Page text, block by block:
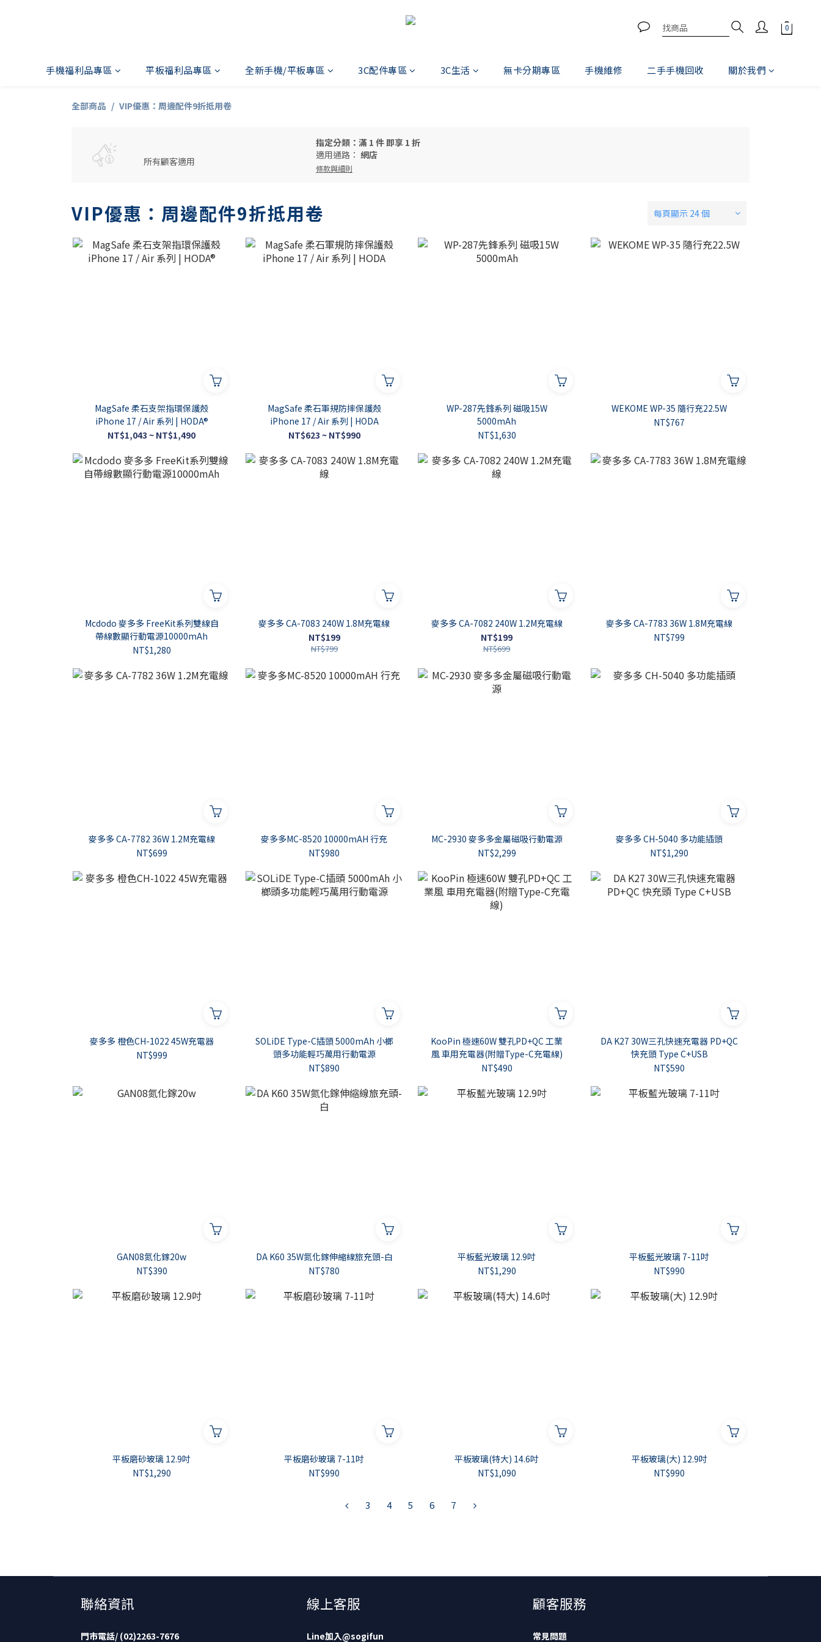
手機福利品專區 平板福利品專區 全新手機/平板專區 3C配件專區 3C生活 無卡分期專區 手機維修 二手手機回收 關於我們
全部商品 VIP優惠：周邊配件9折抵用卷
所有顧客適用
指定分類：滿 1 件 即享 1 折
適用通路： 網店
條款與細則
VIP優惠：周邊配件9折抵用卷 每頁顯示 24 個
MagSafe 柔石支架指環保護殼
iPhone 17 / Air 系列 | HODA®
NT$1,043 ~ NT$1,490
MagSafe 柔石軍規防摔保護殼
iPhone 17 / Air 系列 | HODA
NT$623 ~ NT$990
WP-287先鋒系列 磁吸15W
5000mAh
NT$1,630
WEKOME WP-35 隨行充22.5W
NT$767
Mcdodo 麥多多 FreeKit系列雙線自
帶線數顯行動電源10000mAh
NT$1,280
麥多多 CA-7083 240W 1.8M充電線
NT$199
NT$799
麥多多 CA-7082 240W 1.2M充電線
NT$199
NT$699
麥多多 CA-7783 36W 1.8M充電線
NT$799
麥多多 CA-7782 36W 1.2M充電線
NT$699
麥多多MC-8520 10000mAH 行充
NT$980
MC-2930 麥多多金屬磁吸行動電源
NT$2,299
麥多多 CH-5040 多功能插頭
NT$1,290
麥多多 橙色CH-1022 45W充電器
NT$999
SOLiDE Type-C插頭 5000mAh 小榔
頭多功能輕巧萬用行動電源
NT$890
KooPin 極速60W 雙孔PD+QC 工業
風 車用充電器(附贈Type-C充電線)
NT$490
DA K27 30W三孔快速充電器 PD+QC
快充頭 Type C+USB
NT$590
GAN08氮化鎵20w
NT$390
DA K60 35W氮化鎵伸縮線旅充頭-白
NT$780
平板藍光玻璃 12.9吋
NT$1,290
平板藍光玻璃 7-11吋
NT$990
平板磨砂玻璃 12.9吋
NT$1,290
平板磨砂玻璃 7-11吋
NT$990
平板玻璃(特大) 14.6吋
NT$1,090
平板玻璃(大) 12.9吋
NT$990
3 4 5 6 7
聯絡資訊
門市電話/ (02)2263-7676
線上客服
Line加入@sogifun
顧客服務
常見問題